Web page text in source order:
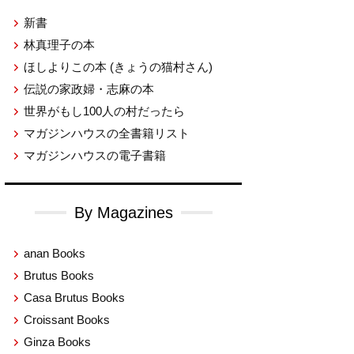
新書
林真理子の本
ほしよりこの本 (きょうの猫村さん)
伝説の家政婦・志麻の本
世界がもし100人の村だったら
マガジンハウスの全書籍リスト
マガジンハウスの電子書籍
By Magazines
anan Books
Brutus Books
Casa Brutus Books
Croissant Books
Ginza Books